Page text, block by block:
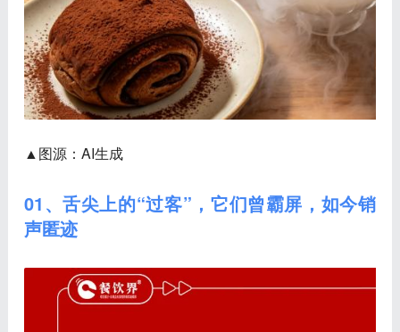
▲图源：AI生成
01、舌尖上的“过客”，它们曾霸屏，如今销
声匿迹